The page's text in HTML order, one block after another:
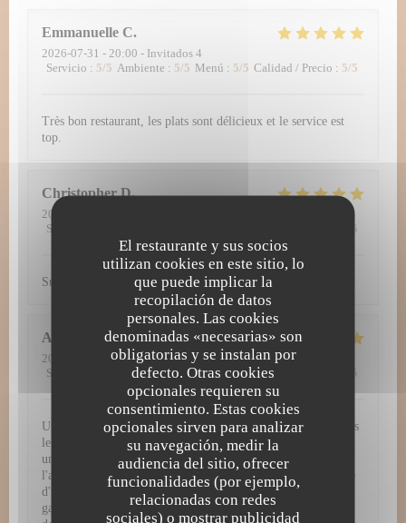
El restaurante y sus socios
utilizan cookies en este sitio, lo
que puede implicar la
recopilación de datos
personales. Las cookies
denominadas «necesarias» son
obligatorias y se instalan por
defecto. Otras cookies
opcionales requieren su
consentimiento. Estas cookies
opcionales sirven para analizar
su navegación, medir la
audiencia del sitio, ofrecer
funcionalidades (por ejemplo,
relacionadas con redes
sociales) o mostrar publicidad
Emmanuelle C
2026-07-31 - 20:00 - Invitados 4
Servicio : 5/5 Ambiente : 5/5 Menú : 5/5 Calidad / Precio : 5/5
Très bon restaurant, les plats sont délicieux et le service est
top.
Christopher D
2026-07-30
Servicio
/5
Super découverte. Tout simplement excellent !
Amy
2026-07-29
- 12:30 - Invitados 3
Servicio
Ambiente: 5/5 Menú : 5/5 Calidad / Precio /5
Une expérience gastronomique d'exception à L'Atelier 28 Dès
le passage de la porte, L'Atelier 28 vous plonge dans un
univers culinaire raffiné et inoubliable. Chaque détail, de
l'ambiance chaleureuse jusqu'à la dernière bouchée, témoigne
d'une passion authentique pour la haute gastronomie. Une
gastronomie remarquable et visuelle Les assiettes servies sont